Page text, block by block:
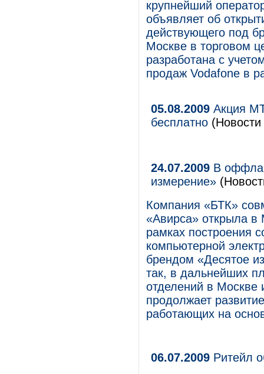
крупнейший
объявляет об
действующего под
Москве в торговом
разработана с
продаж Vodafone в
05.08.2009 Акция
бесплатно (Новости
24.07.2009 В
измерение»
Компания «БТК»
«Авирса» открыла в
рамках построения
компьютерной
брендом «Десятое
так, в дальнейших
отделений в Москве
продолжает
работающих на
06.07.2009 Ритейл